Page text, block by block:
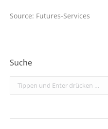
Source: Futures-Services
Suche
Search: